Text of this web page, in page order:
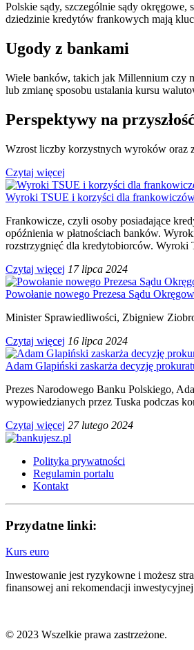
Polskie sądy, szczególnie sądy
dziedzinie kredytów frankowych mają
Ugody z bankami
Wiele banków, takich jak Millennium czy
lub zmianę sposobu ustalania kursu
Perspektywy na przyszłość
Wzrost liczby korzystnych wyroków oraz
Czytaj więcej
Wyroki TSUE i korzyści dla
Frankowicze, czyli osoby posiadające
opóźnienia w płatnościach banków.
rozstrzygnięć dla kredytobiorców.
Czytaj więcej 17 lipca 2024
Powołanie nowego Prezesa Sądu
Minister Sprawiedliwości, Zbigniew
Czytaj więcej 16 lipca 2024
Adam Glapiński zaskarża decyzję
Prezes Narodowego Banku Polskiego,
wypowiedzianych przez Tuska podczas
Czytaj więcej 27 lutego 2024
Polityka prywatności
Regulamin portalu
Kontakt
Przydatne linki:
Kurs euro
Inwestowanie jest ryzykowne i możesz
finansowej ani rekomendacji inwestycyjnej
© 2023 Wszelkie prawa zastrzeżone.